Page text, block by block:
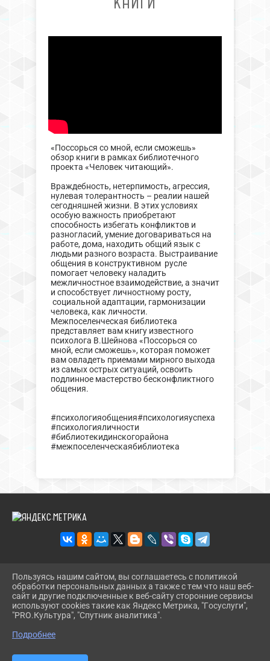
«Поссорься со мной, если сможешь»
обзор книги в рамках библиотечного
проекта «Человек читающий».
Враждебность, нетерпимость, агрессия,
нулевая толерантность – реалии нашей
сегодняшней жизни. В этих условиях
особую важность приобретают
способность избегать конфликтов и
разногласий, умение договариваться на
работе, дома, находить общий язык с
людьми разного возраста. Выстраивание
общения в конструктивном русле
помогает человеку наладить
межличностное взаимодействие, а значит
и способствует личностному росту,
социальной адаптации, гармонизации
человека, как личности.
Межпоселенческая библиотека
представляет вам книгу известного
психолога В.Шейнова «Поссорься со
мной, если сможешь», которая поможет
вам овладеть приемами мирного выхода
из самых острых ситуаций, освоить
подлинное мастерство бесконфликтного
общения.
#психологияобщения#психологияуспеха
#психологияличности
#библиотекидинскогорайона
#межпоселенческаябиблиотека
2026 Г. DINBIBL.RU
ВХОД
КАРТА САЙТА
ПОЛИТИКА ОБРАБОТКИ ПЕРСОНАЛЬНЫХ ДАННЫХ
СДЕЛАНО НА KUBCMS
Пользуясь нашим сайтом, вы соглашаетесь с политикой
обработки персональных данных а также с тем что наш веб-
сайт и другие подключенные к веб-сайту сторонние сервисы
используют cookies такие как Яндекс Метрика, "Госуслуги",
"PRO.Культура", "Спутник аналитика".
Подробнее